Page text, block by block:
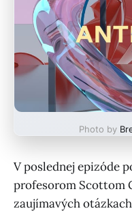
Photo by
V poslednej epizóde
profesorom Scottom
zaujímavých